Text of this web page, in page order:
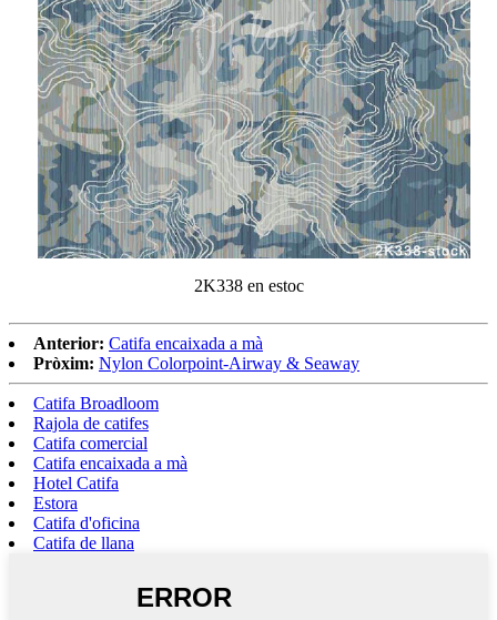
2K338 en estoc
Anterior: Catifa encaixada a mà
Pròxim: Nylon Colorpoint-Airway & Seaway
Catifa Broadloom
Rajola de catifes
Catifa comercial
Catifa encaixada a mà
Hotel Catifa
Estora
Catifa d'oficina
Catifa de llana